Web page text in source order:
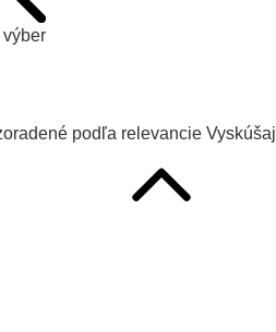
podľa relevancie Vyskúšaj